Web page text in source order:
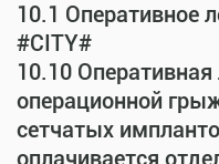
10.1 Оперативное
#CITY#
10.10 Оперативная
операционной
сетчатых
оплачивается